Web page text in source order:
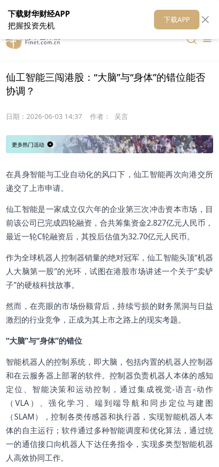
在线客服 关于我们 财华媒体矩阵 财华智库
仙工智能三闯港股：“大脑”与“身体”的错位能否
协调？
日期： 2026-06-03 14:37 作者： 吴言
在具身智能与工业自动化的风口下，仙工智能再次向港交所
递交了上市申请。
仙工智能是一家成立仅六年的企业第三次冲击资本市场，目
前该公司已完成四轮融资，合共筹集资金2.827亿元人民币，
最近一轮C轮融资后，其投后估值为32.70亿元人民币。
作为全球机器人控制器销量的绝对冠军，仙工智能头顶“机器
人大脑第一股”的光环，试图在港股市场讲述一个关于“卖铲
子”的硬核科技故事。
然而，在亮眼的市场份额背后，持续亏损的财务黑洞与日益
激烈的行业竞争，正成为其上市之路上的现实考题。
“大脑”与“身体”的错位
智能机器人的控制系统，即大脑，包括内置的机器人控制器
和在云服务器上部署的软件。控制器负责机器人本体的感知
定位、智能决策和运动控制，通过集成视觉-语言-动作
（VLA）、强化学习、端到端导航和同步定位与建图
（SLAM），控制各类传感器和执行器，实现智能机器人本
体的自主运行；软件通过多种智能调度和优化算法，通过统
一的通信接口向机器人下达任务指令，实现多类型智能机器
人高效协同工作。
下载财华财经APP
把握投资先机
下载APP